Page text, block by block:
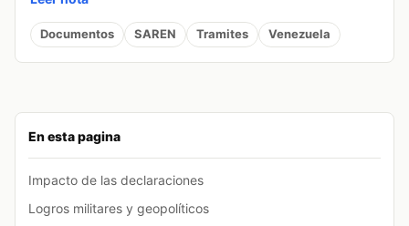
En esta pagina
Impacto de las declaraciones
Logros militares y geopolíticos
Documentos SAREN Tramites Venezuela